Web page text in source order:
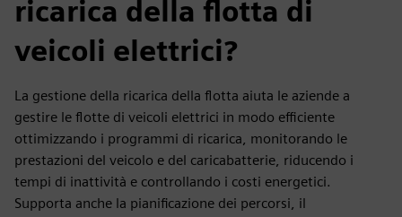
ricarica della flotta di
veicoli elettrici?
La gestione della ricarica della flotta aiuta le aziende a
gestire le flotte di veicoli elettrici in modo efficiente
ottimizzando i programmi di ricarica, monitorando le
prestazioni del veicolo e del caricabatterie, riducendo i
tempi di inattività e controllando i costi energetici.
Supporta anche la pianificazione dei percorsi, il